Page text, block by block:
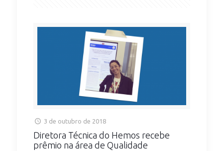
3 de outubro de 2018
Diretora Técnica do Hemos recebe
prêmio na área de Qualidade